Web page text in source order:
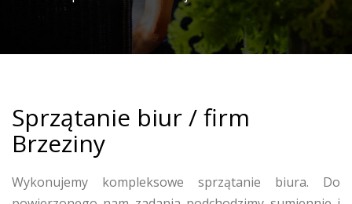
Sprzątanie biur / firm
Brzeziny
Wykonujemy kompleksowe sprzątanie biura. Do